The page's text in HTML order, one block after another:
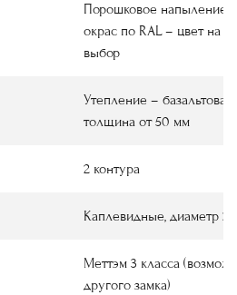
Порошковое напыление
окрас по RAL– цвет на
выбор
Утепление – базальтовая
толщина от 50 мм
2 контура
Каплевидные, диаметр
Меттэм 3 класса
другого замка)